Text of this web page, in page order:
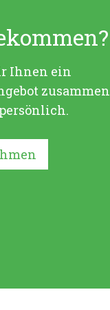
Ihnen ein
zusammen